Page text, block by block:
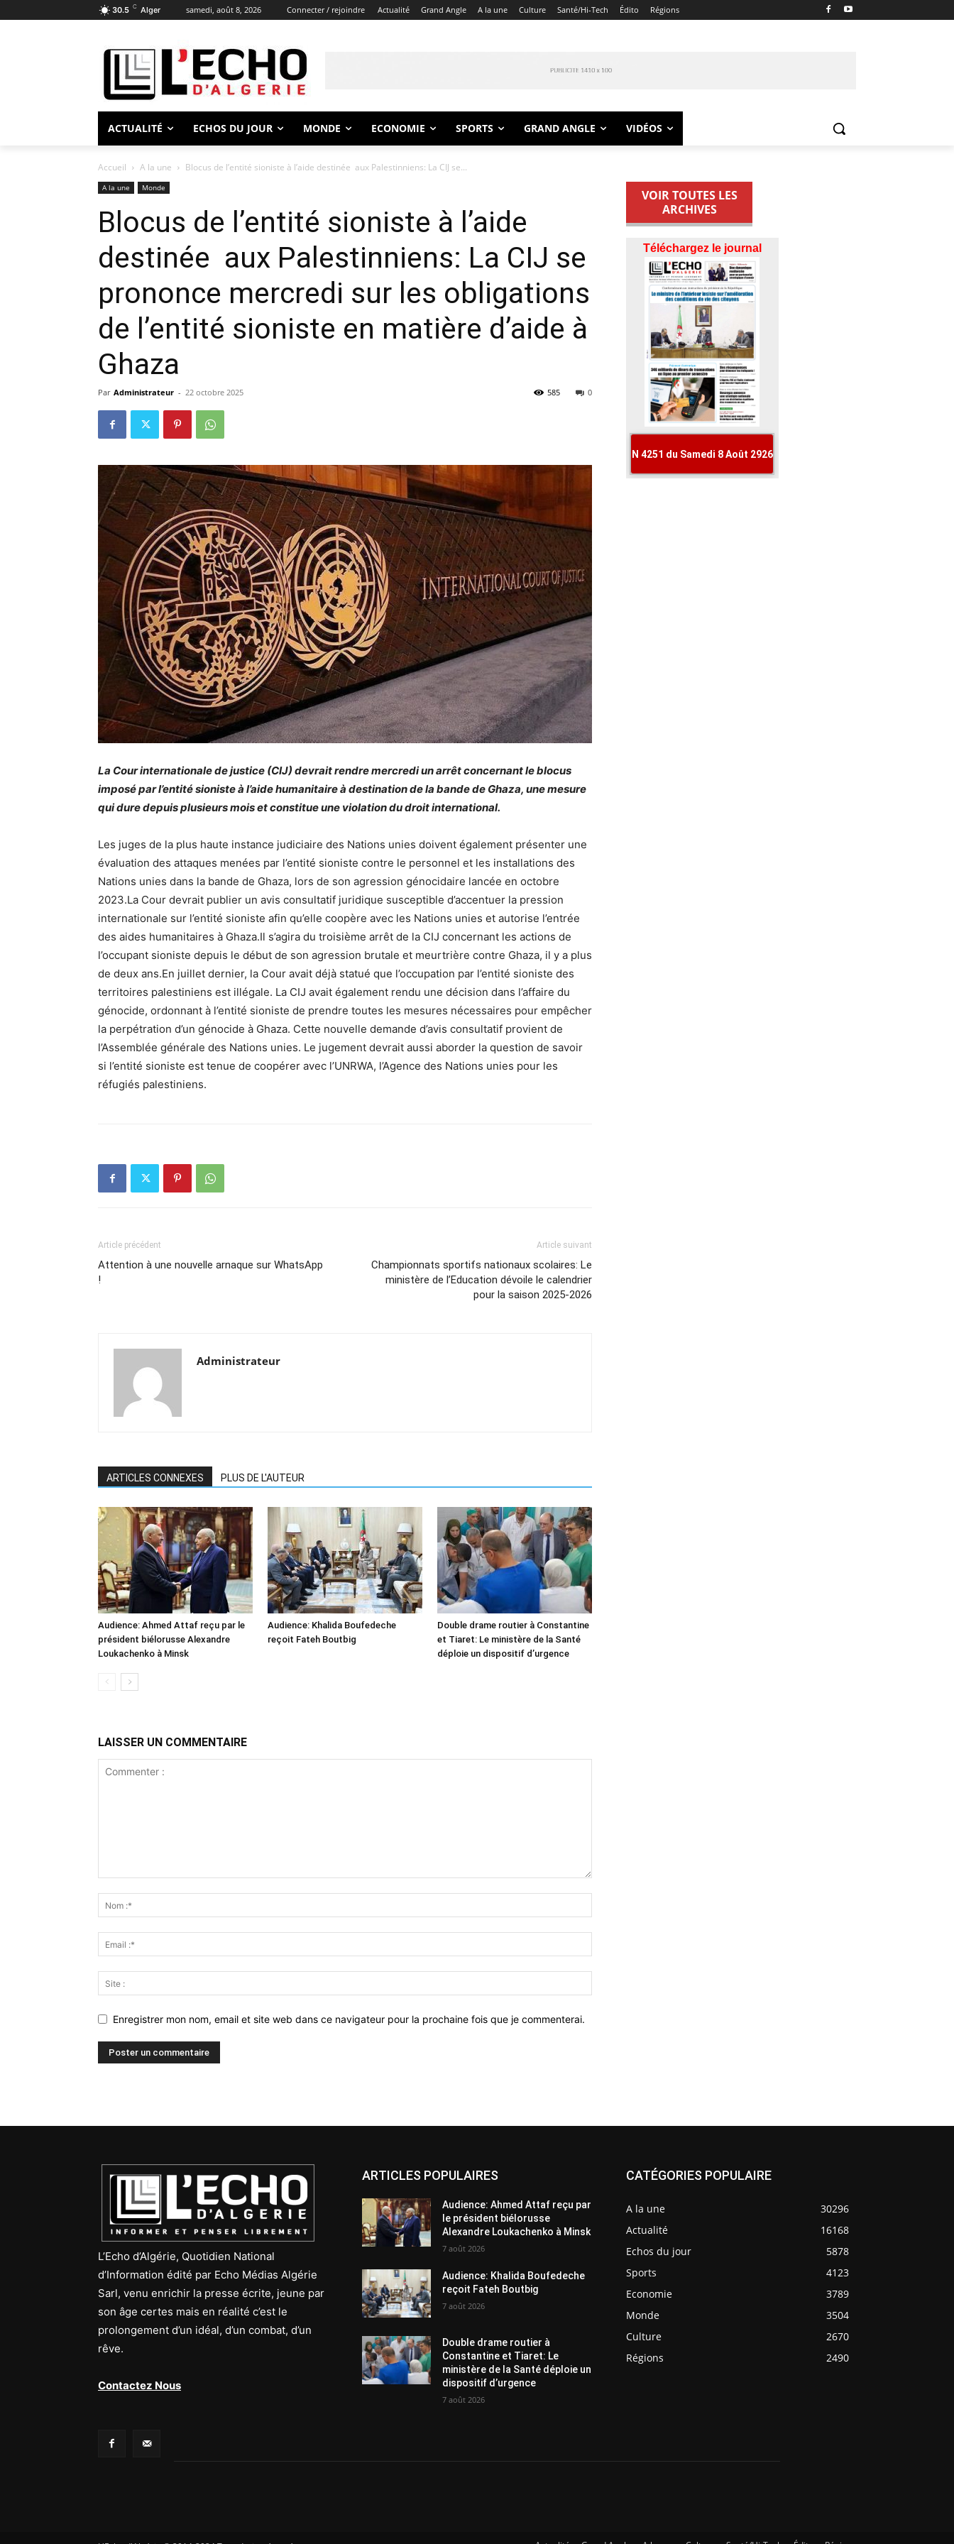
30.5 C Alger samedi, août 8, 2026 Connecter / rejoindre Actualité Grand Angle A la une Culture Santé/Hi-Tech Édito Régions
ACTUALITÉ ECHOS DU JOUR MONDE ECONOMIE SPORTS GRAND ANGLE VIDÉOS
Accueil A la une Blocus de l’entité sioniste à l’aide destinée aux Palestinniens: La CIJ se...
A la une Monde
Blocus de l’entité sioniste à l’aide
destinée aux Palestinniens: La CIJ se
prononce mercredi sur les obligations
de l’entité sioniste en matière d’aide à
Ghaza
Par Administrateur - 22 octobre 2025 0
585
La Cour internationale de justice (CIJ) devrait rendre mercredi un arrêt concernant le blocus
imposé par l’entité sioniste à l’aide humanitaire à destination de la bande de Ghaza, une mesure
qui dure depuis plusieurs mois et constitue une violation du droit international.
Les juges de la plus haute instance judiciaire des Nations unies doivent également présenter une
évaluation des attaques menées par l’entité sioniste contre le personnel et les installations des
Nations unies dans la bande de Ghaza, lors de son agression génocidaire lancée en octobre
2023.La Cour devrait publier un avis consultatif juridique susceptible d’accentuer la pression
internationale sur l’entité sioniste afin qu’elle coopère avec les Nations unies et autorise l’entrée
des aides humanitaires à Ghaza.Il s’agira du troisième arrêt de la CIJ concernant les actions de
l’occupant sioniste depuis le début de son agression brutale et meurtrière contre Ghaza, il y a plus
de deux ans.En juillet dernier, la Cour avait déjà statué que l’occupation par l’entité sioniste des
territoires palestiniens est illégale. La CIJ avait également rendu une décision dans l’affaire du
génocide, ordonnant à l’entité sioniste de prendre toutes les mesures nécessaires pour empêcher
la perpétration d’un génocide à Ghaza. Cette nouvelle demande d’avis consultatif provient de
l’Assemblée générale des Nations unies. Le jugement devrait aussi aborder la question de savoir
si l’entité sioniste est tenue de coopérer avec l’UNRWA, l’Agence des Nations unies pour les
réfugiés palestiniens.
Article précédent
Attention à une nouvelle arnaque sur WhatsApp
!
Article suivant
Championnats sportifs nationaux scolaires: Le
ministère de l’Education dévoile le calendrier
pour la saison 2025-2026
Administrateur
ARTICLES CONNEXES PLUS DE L'AUTEUR
Audience: Ahmed Attaf reçu par le
président biélorusse Alexandre
Loukachenko à Minsk
Audience: Khalida Boufedeche
reçoit Fateh Boutbig
Double drame routier à Constantine
et Tiaret: Le ministère de la Santé
déploie un dispositif d’urgence
LAISSER UN COMMENTAIRE
Enregistrer mon nom, email et site web dans ce navigateur pour la prochaine fois que je commenterai.
VOIR TOUTES LES
ARCHIVES
L’Echo d’Algérie, Quotidien National
d’Information édité par Echo Médias Algérie
Sarl, venu enrichir la presse écrite, jeune par
son âge certes mais en réalité c’est le
prolongement d’un idéal, d’un combat, d’un
rêve.
Contactez Nous
ARTICLES POPULAIRES
Audience: Ahmed Attaf reçu par
le président biélorusse
Alexandre Loukachenko à Minsk
7 août 2026
Audience: Khalida Boufedeche
reçoit Fateh Boutbig
7 août 2026
Double drame routier à
Constantine et Tiaret: Le
ministère de la Santé déploie un
dispositif d’urgence
7 août 2026
CATÉGORIES POPULAIRE
A la une
30296
Actualité
16168
Echos du jour
5878
Sports
4123
Economie
3789
Monde
3504
Culture
2670
Régions
2490